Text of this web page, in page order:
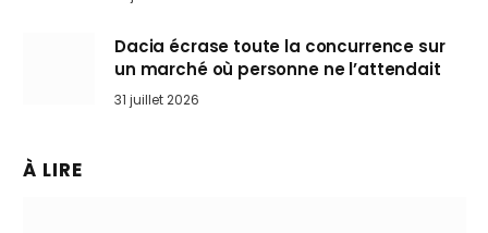
Dacia écrase toute la concurrence sur
un marché où personne ne l’attendait
31 juillet 2026
À LIRE